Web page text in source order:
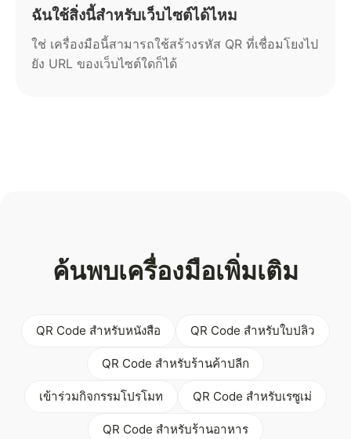
ฉันใช้สิ่งนี้สำหรับเว็บไซต์ได้ไหม
ใช่ เครื่องมือนี้สามารถใช้สร้างรหัส QR ที่เชื่อมโยงไป
ยัง URL ของเว็บไซต์ใดก็ได้
ค้นพบเครื่องมือเพิ่มเติม
QR Code สำหรับหนังสือ QR Code สำหรับใบปลิว
QR Code สำหรับร้านค้าปลีก
เข้าร่วมกิจกรรมโปรโมท QR Code สำหรับเรซูเม่
QR Code สำหรับร้านอาหาร